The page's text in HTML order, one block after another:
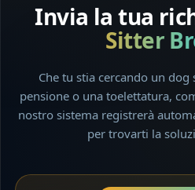
Invia la tua
Sitter
Che tu stia cercando un dog
pensione o una toelettatura,
nostro sistema registrerà
per trovarti la